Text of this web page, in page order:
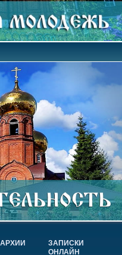
ЗАПИСКИ
ОНЛАЙН